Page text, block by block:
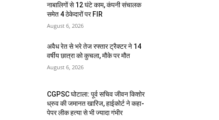
नाबालिगों से 12 घंटे काम, कंपनी संचालक
समेत 4 ठेकेदारों पर FIR
August 6, 2026
अवैध रेत से भरे तेज रफ्तार ट्रैक्टर ने 14
वर्षीय छात्रा को कुचला, मौके पर मौत
August 6, 2026
CGPSC घोटाला: पूर्व सचिव जीवन किशोर
ध्रुव की जमानत खारिज, हाईकोर्ट ने कहा-
पेपर लीक हत्या से भी ज्यादा गंभीर